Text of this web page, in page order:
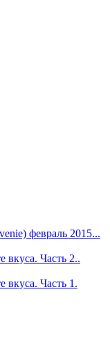
февраль 2015...
вкуса. Часть 2..
вкуса. Часть 1.